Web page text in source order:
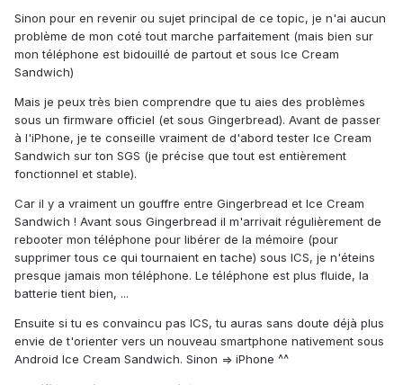
Sinon pour en revenir ou sujet principal de ce topic, je n'ai aucun
problème de mon coté tout marche parfaitement (mais bien sur
mon téléphone est bidouillé de partout et sous Ice Cream
Sandwich)
Mais je peux très bien comprendre que tu aies des problèmes
sous un firmware officiel (et sous Gingerbread). Avant de passer
à l'iPhone, je te conseille vraiment de d'abord tester Ice Cream
Sandwich sur ton SGS (je précise que tout est entièrement
fonctionnel et stable).
Car il y a vraiment un gouffre entre Gingerbread et Ice Cream
Sandwich ! Avant sous Gingerbread il m'arrivait régulièrement de
rebooter mon téléphone pour libérer de la mémoire (pour
supprimer tous ce qui tournaient en tache) sous ICS, je n'éteins
presque jamais mon téléphone. Le téléphone est plus fluide, la
batterie tient bien, ...
Ensuite si tu es convaincu pas ICS, tu auras sans doute déjà plus
envie de t'orienter vers un nouveau smartphone nativement sous
Android Ice Cream Sandwich. Sinon => iPhone ^^